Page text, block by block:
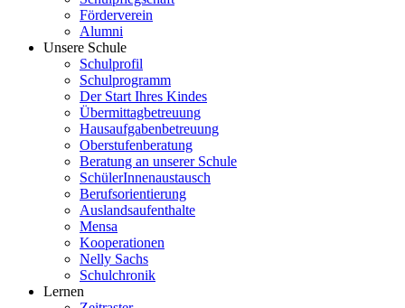
Förderverein
Alumni
Unsere Schule
Schulprofil
Schulprogramm
Der Start Ihres Kindes
Übermittagbetreuung
Hausaufgabenbetreuung
Oberstufenberatung
Beratung an unserer Schule
SchülerInnenaustausch
Berufsorientierung
Auslandsaufenthalte
Mensa
Kooperationen
Nelly Sachs
Schulchronik
Lernen